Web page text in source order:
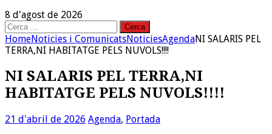
8 d'agost de 2026
Cerca:
HomeNoticies i ComunicatsNoticiesAgendaNI SALARIS PEL
TERRA,NI HABITATGE PELS NUVOLS!!!!
NI SALARIS PEL TERRA,NI
HABITATGE PELS NUVOLS!!!!
21 d'abril de 2026 Agenda, Portada